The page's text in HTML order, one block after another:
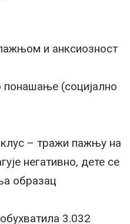
и анксиозност
(социјално
– тражи пажњу на
негативно, дете се
образац
3.032